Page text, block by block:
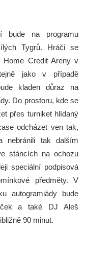
bude na programu
Tygrů. Hráči se
Home Credit Areny v
jako v případě
kladen důraz na
Do prostoru, kde se
přes turniket hlídaný
odcházet ven tak,
nebránili tak dalším
stáncích na ochozu
speciální podpisová
předměty. V
autogramiády bude
a také DJ Aleš
90 minut.